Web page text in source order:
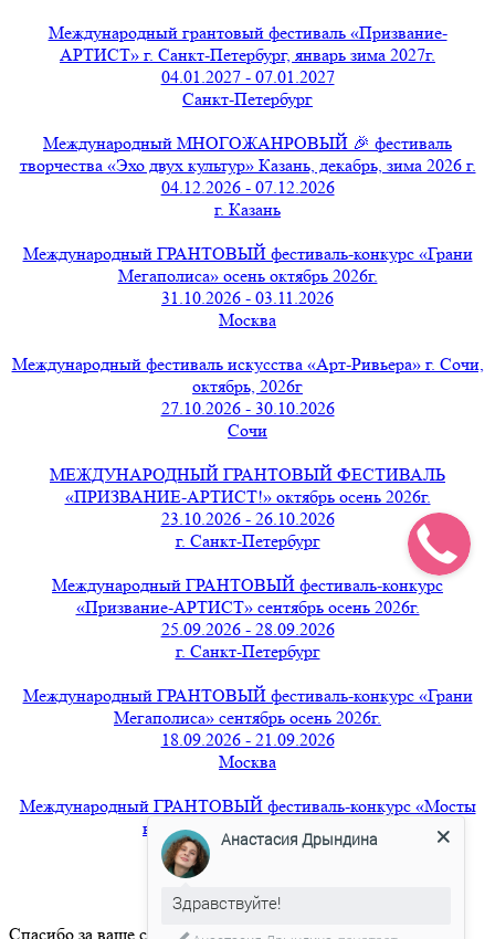
Международный грантовый фестиваль «Призвание-
АРТИСТ» г. Санкт-Петербург, январь зима 2027г.
04.01.2027 - 07.01.2027
Санкт-Петербург
Международный МНОГОЖАНРОВЫЙ 🎉 фестиваль
творчества «Эхо двух культур» Казань, декабрь, зима 2026 г.
04.12.2026 - 07.12.2026
г. Казань
Международный ГРАНТОВЫЙ фестиваль-конкурс «Грани
Мегаполиса» осень октябрь 2026г.
31.10.2026 - 03.11.2026
Москва
Международный фестиваль искусства «Арт-Ривьера» г. Сочи,
октябрь, 2026г
27.10.2026 - 30.10.2026
Сочи
МЕЖДУНАРОДНЫЙ ГРАНТОВЫЙ ФЕСТИВАЛЬ
«ПРИЗВАНИЕ-АРТИСТ!» октябрь осень 2026г.
23.10.2026 - 26.10.2026
г. Санкт-Петербург
Международный ГРАНТОВЫЙ фестиваль-конкурс
«Призвание-АРТИСТ» сентябрь осень 2026г.
25.09.2026 - 28.09.2026
г. Санкт-Петербург
Международный ГРАНТОВЫЙ фестиваль-конкурс «Грани
Мегаполиса» сентябрь осень 2026г.
18.09.2026 - 21.09.2026
Москва
Международный ГРАНТОВЫЙ фестиваль-конкурс «Мосты
вдохновения» август 2026г.
21.08.2026 - 24.08.2026
г. Санкт-Петербург
Спасибо за ваше сообщение.
Анастасия Дрындина
Здравствуйте!